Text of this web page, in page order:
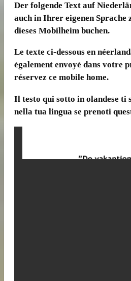
Der folgende Text auf
auch in Ihrer eigenen Sprache
dieses Mobilheim buchen.
Le texte ci-dessous en
également envoyé dans votre
réservez ce mobile home.
Il testo qui sotto in olandese ti
nella tua lingua se prenoti